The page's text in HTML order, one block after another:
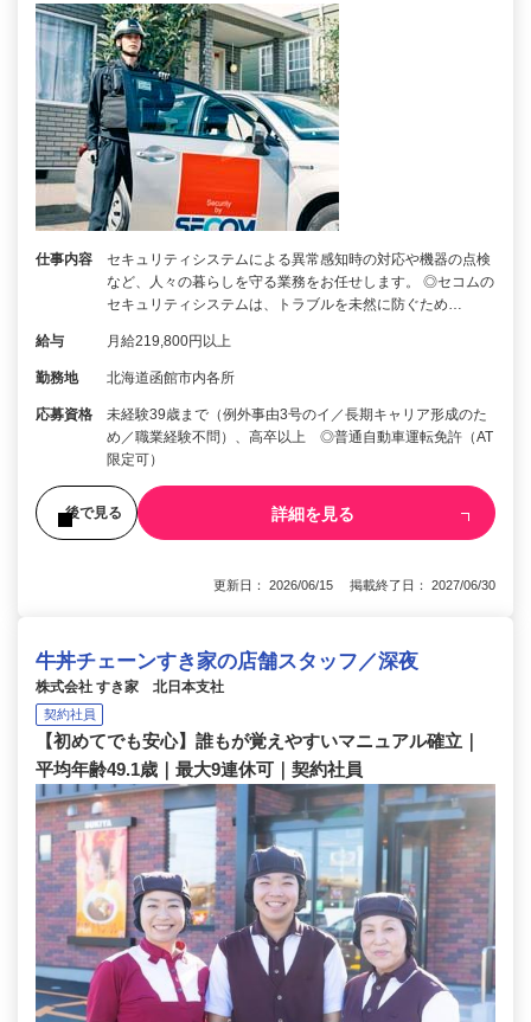
仕事内容
セキュリティシステムによる異常感知時の対応や機器の点検
など、人々の暮らしを守る業務をお任せします。 ◎セコムの
セキュリティシステムは、トラブルを未然に防ぐため…
給与 月給219,800円以上
勤務地 北海道函館市内各所
応募資格
未経験39歳まで（例外事由3号のイ／長期キャリア形成のた
め／職業経験不問）、高卒以上 ◎普通自動車運転免許（AT
限定可）
後で見る 詳細を見る
更新日： 2026/06/15 掲載終了日： 2027/06/30
牛丼チェーンすき家の店舗スタッフ／深夜
株式会社 すき家 北日本支社
契約社員
【初めてでも安心】誰もが覚えやすいマニュアル確立｜
平均年齢49.1歳｜最大9連休可｜契約社員